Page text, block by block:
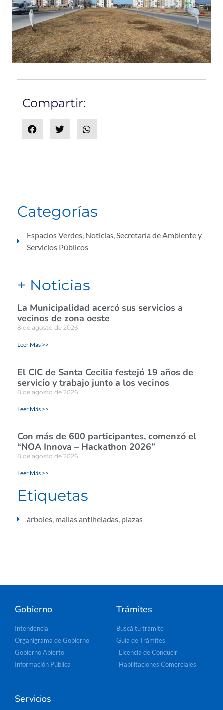
Compartir:
Categorías
Espacios Verdes Noticias Secretaría de Ambiente y
Servicios Públicos
+ Noticias
La Municipalidad acercó sus servicios a
vecinos de zona oeste
8 de agosto de 2026
Leer Más >>
El CIC de Santa Cecilia festejó 19 años de
servicio y trabajo junto a los vecinos
8 de agosto de 2026
Leer Más >>
Con más de 600 participantes, comenzó el
“NOA Innova – Hackathon 2026”
8 de agosto de 2026
Leer Más >>
Etiquetas
árboles mallas antiheladas plazas
Gobierno
Intendencia
Organigrama de Gobierno
Gobierno Abierto
Información Pública
Trámites
Buscá tu trámite
Guía de Trámites
Licencia de Conducir
Habilitaciones Comerciales
Servicios